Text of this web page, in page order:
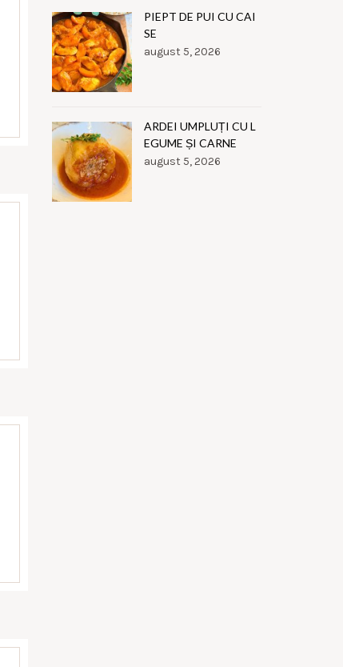
PIEPT DE PUI CU CAI
SE
august 5, 2026
ARDEI UMPLUȚI CU L
EGUME ȘI CARNE
august 5, 2026